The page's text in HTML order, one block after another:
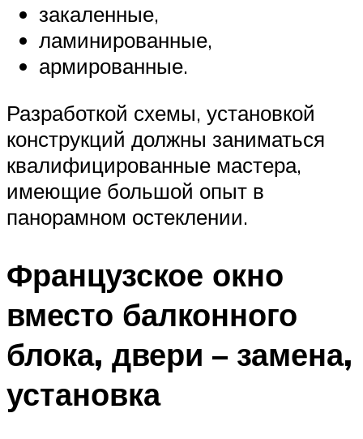
закаленные,
ламинированные,
армированные.
Разработкой схемы, установкой
конструкций должны заниматься
квалифицированные мастера,
имеющие большой опыт в
панорамном остеклении.
Французское окно
вместо балконного
блока, двери – замена,
установка